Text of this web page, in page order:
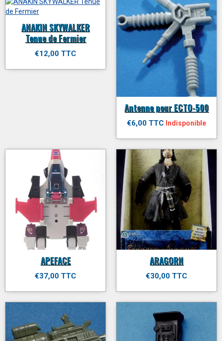
ANAKIN SKYWALKER
Tenue de Fermier
€12,00 TTC
Antenne pour ECTO-500
€6,00 TTC Indisponible
APEFACE
€37,00 TTC
ARAGORN
€30,00 TTC